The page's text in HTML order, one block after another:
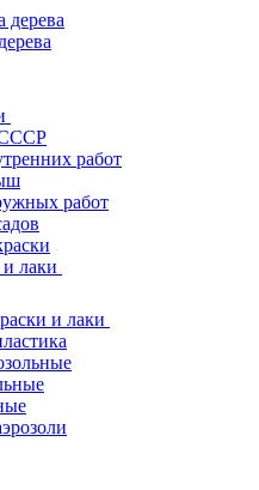
дерева
работ
работ
лаки
и лаки